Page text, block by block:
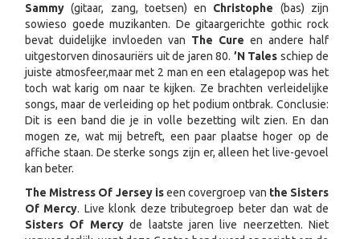
Sammy (gitaar, zang, toetsen) en Christophe (bas) zijn
sowieso goede muzikanten. De gitaargerichte gothic rock
bevat duidelijke invloeden van The Cure en andere half
uitgestorven dinosauriërs uit de jaren 80. ’N Tales schiep de
juiste atmosfeer,maar met 2 man en een etalagepop was het
toch wat karig om naar te kijken. Ze brachten verleidelijke
songs, maar de verleiding op het podium ontbrak. Conclusie:
Dit is een band die je in volle bezetting wilt zien. En dan
mogen ze, wat mij betreft, een paar plaatse hoger op de
affiche staan. De sterke songs zijn er, alleen het live-gevoel
kan beter.
The Mistress Of Jersey iseen covergroep van the Sisters
Of Mercy. Live klonk deze tributegroep beter dan wat de
Sisters Of Mercyde laatste jaren live neerzetten. Niet